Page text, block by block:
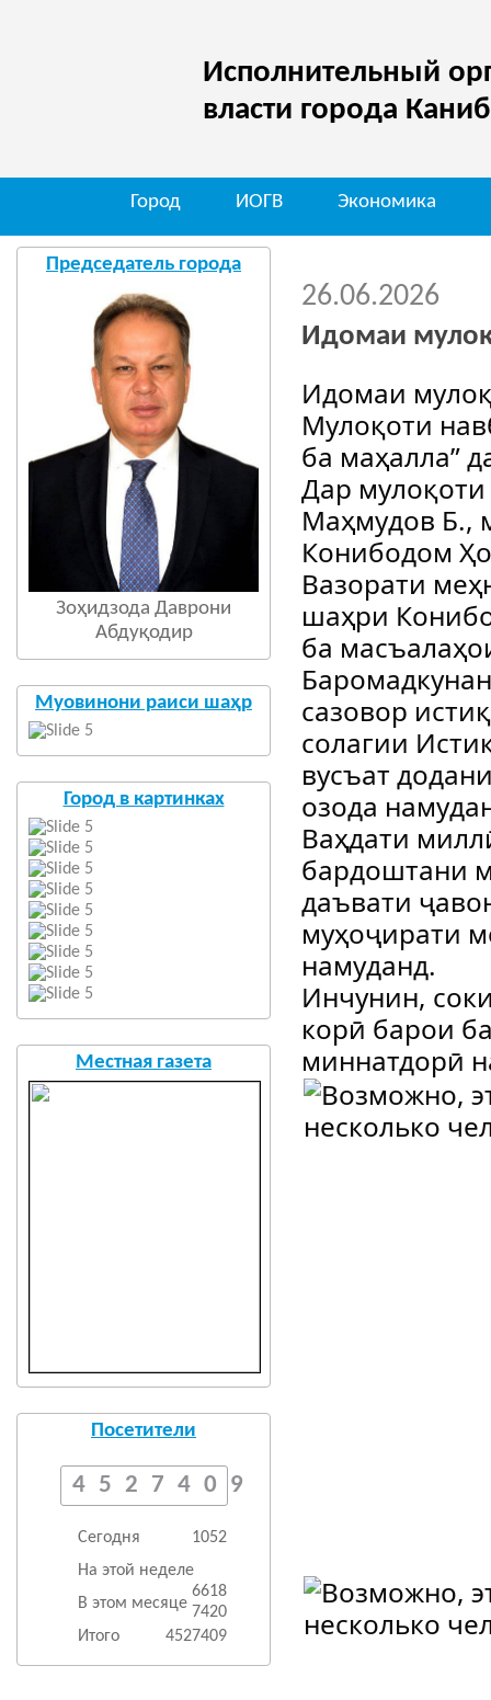
Исполнительный
власти города
Город ИОГВ Экономика
Председатель города
Зоҳидзода Даврони
Абдуқодир
Муовинони раиси шаҳр
Город в картинках
Местная газета
Посетители
4527409
Сегодня
1052
На этой неделе
6618
В этом месяце 7420
Итого
4527409
26.06.2026
Идомаи
Идомаи
Мулоқоти
ба маҳалла”
Дар
Маҳмудов Б.,
Конибодом
Вазорати
шаҳри
ба
сазовор
солагии
вусъат
озода
Ваҳдати
бардоштани
даъвати
муҳоҷирати
намуданд.
Инчунин,
корӣ барои
миннатдорӣ